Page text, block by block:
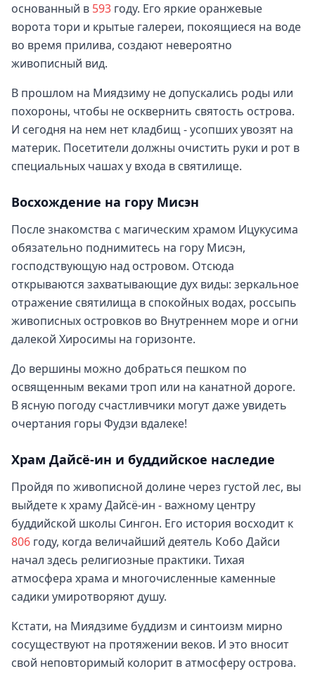
основанный в 593 году. Его яркие оранжевые
ворота тори и крытые галереи, покоящиеся на воде
во время прилива, создают невероятно
живописный вид.
В прошлом на Миядзиму не допускались роды или
похороны, чтобы не осквернить святость острова.
И сегодня на нем нет кладбищ - усопших увозят на
материк. Посетители должны очистить руки и рот в
специальных чашах у входа в святилище.
Восхождение на гору Мисэн
После знакомства с магическим храмом Ицукусима
обязательно поднимитесь на гору Мисэн,
господствующую над островом. Отсюда
открываются захватывающие дух виды: зеркальное
отражение святилища в спокойных водах, россыпь
живописных островков во Внутреннем море и огни
далекой Хиросимы на горизонте.
До вершины можно добраться пешком по
освященным веками троп или на канатной дороге.
В ясную погоду счастливчики могут даже увидеть
очертания горы Фудзи вдалеке!
Храм Дайсё-ин и буддийское наследие
Пройдя по живописной долине через густой лес, вы
выйдете к храму Дайсё-ин - важному центру
буддийской школы Сингон. Его история восходит к
806 году, когда величайший деятель Кобо Дайси
начал здесь религиозные практики. Тихая
атмосфера храма и многочисленные каменные
садики умиротворяют душу.
Кстати, на Миядзиме буддизм и синтоизм мирно
сосуществуют на протяжении веков. И это вносит
свой неповторимый колорит в атмосферу острова.